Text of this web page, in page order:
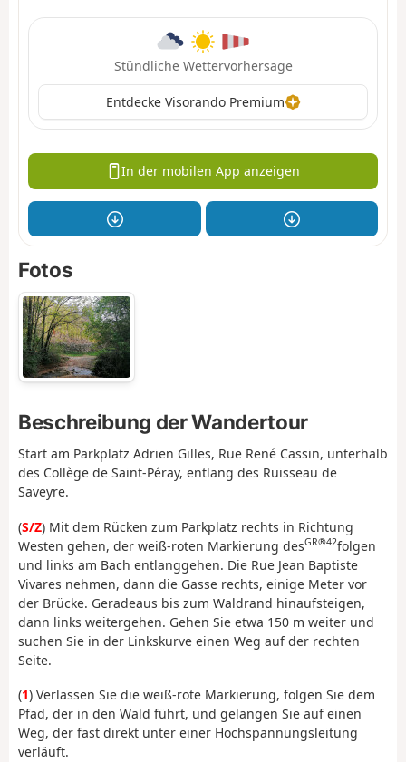
Stündliche Wettervorhersage
Entdecke Visorando Premium
In der mobilen App anzeigen
Fotos
Beschreibung der Wandertour
Start am Parkplatz Adrien Gilles, Rue René Cassin, unterhalb
des Collège de Saint-Péray, entlang des Ruisseau de
Saveyre.
(S/Z) Mit dem Rücken zum Parkplatz rechts in Richtung
Westen gehen, der weiß-roten Markierung desGR®42folgen
und links am Bach entlanggehen. Die Rue Jean Baptiste
Vivares nehmen, dann die Gasse rechts, einige Meter vor
der Brücke. Geradeaus bis zum Waldrand hinaufsteigen,
dann links weitergehen. Gehen Sie etwa 150 m weiter und
suchen Sie in der Linkskurve einen Weg auf der rechten
Seite.
(1) Verlassen Sie die weiß-rote Markierung, folgen Sie dem
Pfad, der in den Wald führt, und gelangen Sie auf einen
Weg, der fast direkt unter einer Hochspannungsleitung
verläuft.